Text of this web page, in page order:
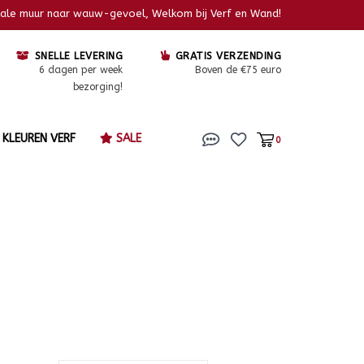
muur naar wauw-gevoel, Welkom bij Verf en Wand!
SNELLE LEVERING
6 dagen per week
bezorging!
GRATIS VERZENDING
Boven de €75 euro
KLEUREN VERF SALE 0